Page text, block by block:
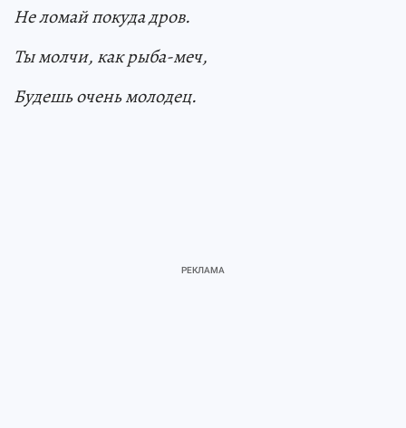
Не ломай покуда дров.
Ты молчи, как рыба-меч,
Будешь очень молодец.